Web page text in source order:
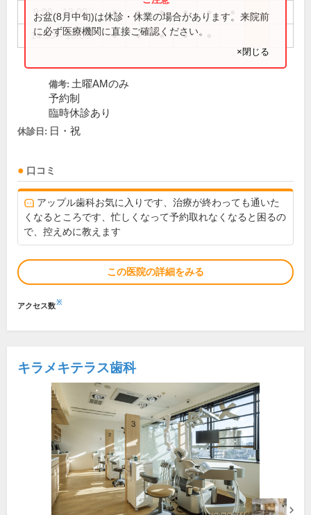
9:00～13:00 ● ● ● ● ●
14:30～18:00 ● ● ● ●
お盆(8月中旬)は休診・休業の場合があります。来院前
に必ず医療機関に直接ご確認ください。
×閉じる
備考: 土曜AMのみ
予約制
臨時休診あり
休診日: 日・祝
口コミ
アップル歯科お気に入りです、治療が終わっても通いた
くなるところです、忙しくなって予約取れなくなると困るの
で、控えめに教えます
この医院の詳細をみる
アクセス数※
キラメキテラス歯科